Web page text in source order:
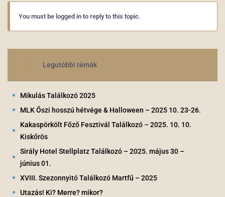
You must be logged in to reply to this topic.
Legutóbbi témák
Mikulás Találkozó 2025
MLK Őszi hosszú hétvége & Halloween – 2025 10. 23-26.
Kakaspörkölt Főző Fesztivál Találkozó – 2025. 10. 10.
Kiskőrös
Sirály Hotel Stellplatz Találkozó – 2025. május 30 –
június 01.
XVIII. Szezonnyitó Találkozó Martfű – 2025
Utazás! Ki? Merre? mikor?